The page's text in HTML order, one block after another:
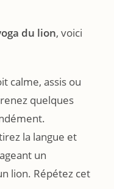
du lion, voici
calme, assis ou
quelques
la langue et
un
lion. Répétez cet